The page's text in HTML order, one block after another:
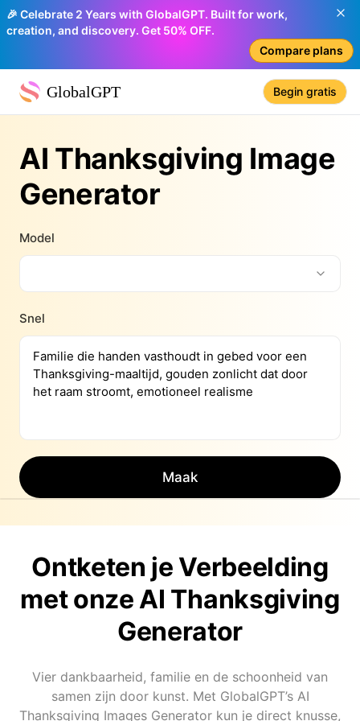
🎉 Celebrate 2 Years with GlobalGPT. Built for work,
creation, and discovery. Get 50% OFF.
Compare plans
GlobalGPT Begin gratis
AI Thanksgiving Image
Generator
Model
Snel
Maak
Ontketen je Verbeelding
met onze AI Thanksgiving
Generator
Vier dankbaarheid, familie en de schoonheid van
samen zijn door kunst. Met GlobalGPT’s AI
Thanksgiving Images Generator kun je direct knusse,